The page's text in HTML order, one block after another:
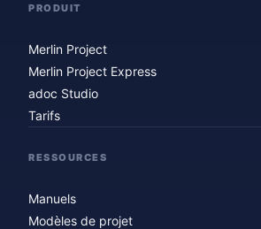
PRODUIT
Merlin Project
Merlin Project Express
adoc Studio
Tarifs
RESSOURCES
Manuels
Modèles de projet